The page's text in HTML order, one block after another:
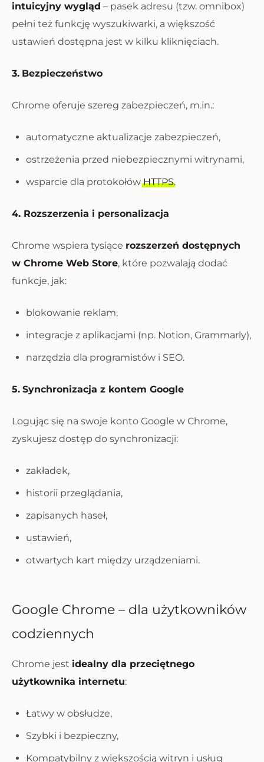
intuicyjny wygląd – pasek adresu (tzw. omnibox)
pełni też funkcję wyszukiwarki, a większość
ustawień dostępna jest w kilku kliknięciach.
3. Bezpieczeństwo
Chrome oferuje szereg zabezpieczeń, m.in.:
automatyczne aktualizacje zabezpieczeń,
ostrzeżenia przed niebezpiecznymi witrynami,
wsparcie dla protokołówHTTPS.
4. Rozszerzenia i personalizacja
Chrome wspiera tysiące rozszerzeń dostępnych
w Chrome Web Store, które pozwalają dodać
funkcje, jak:
blokowanie reklam,
integracje z aplikacjami (np. Notion, Grammarly),
narzędzia dla programistów i SEO.
5. Synchronizacja z kontem Google
Logując się na swoje konto Google w Chrome,
zyskujesz dostęp do synchronizacji:
zakładek,
historii przeglądania,
zapisanych haseł,
ustawień,
otwartych kart między urządzeniami.
Google Chrome – dla użytkowników
codziennych
Chrome jest idealny dla przeciętnego
użytkownika internetu:
Łatwy w obsłudze,
Szybki i bezpieczny,
Kompatybilny z większością witryn i usług